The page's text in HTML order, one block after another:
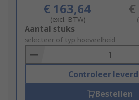
€ 163,64
(excl. BTW)
€
Add
to
Basket
Aantal stuks
selecteer of typ hoeveelheid
Controleer
Bestellen